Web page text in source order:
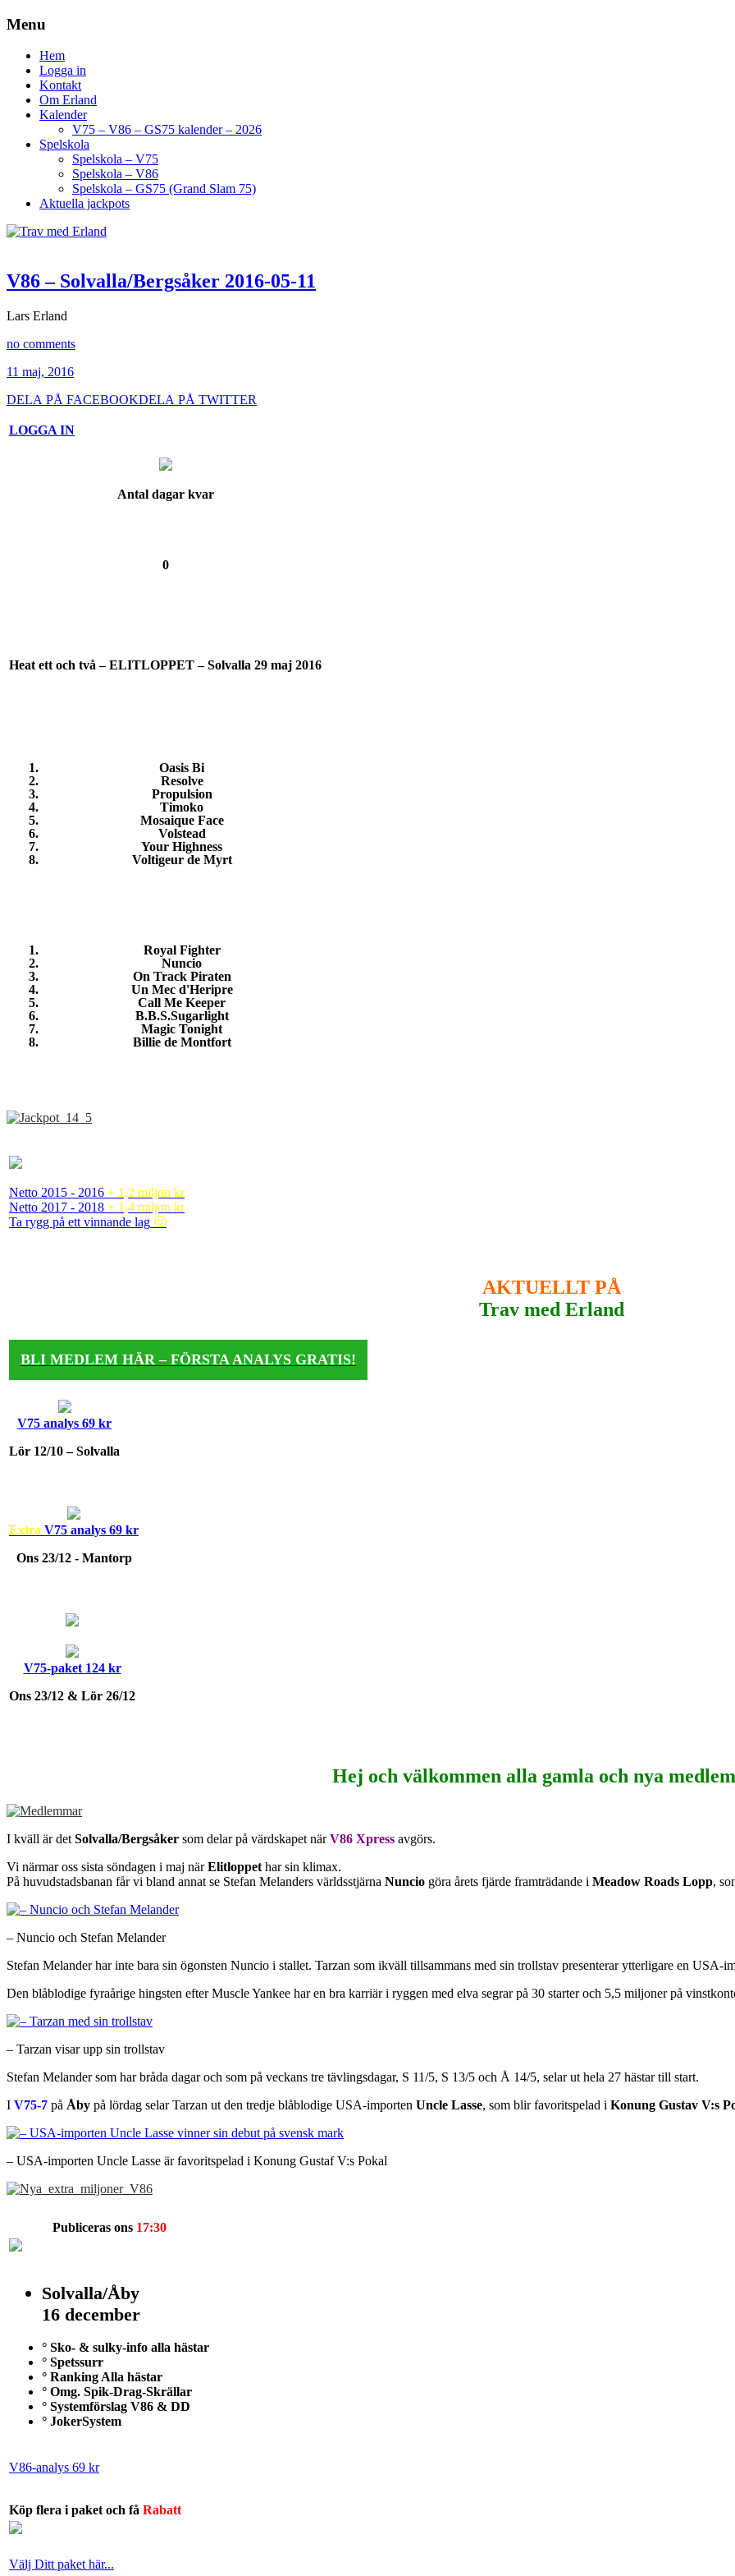
Menu
Hem
Logga in
Kontakt
Om Erland
Kalender
V75 – V86 – GS75 kalender – 2026
Spelskola
Spelskola – V75
Spelskola – V86
Spelskola – GS75 (Grand Slam 75)
Aktuella jackpots
V86 – Solvalla/Bergsåker 2016-05-11
Lars Erland
no comments
11 maj, 2016
DELA PÅ FACEBOOKDELA PÅ TWITTER
LOGGA IN
Antal dagar kvar
0
Heat ett och två – ELITLOPPET – Solvalla 29 maj 2016
Oasis Bi
Resolve
Propulsion
Timoko
Mosaique Face
Volstead
Your Highness
Voltigeur de Myrt
Royal Fighter
Nuncio
On Track Piraten
Un Mec d'Heripre
Call Me Keeper
B.B.S.Sugarlight
Magic Tonight
Billie de Montfort
Netto 2015 - 2016 + 1,2 miljon kr
Netto 2017 - 2018 + 1,4 miljon kr
Ta rygg på ett vinnande lag 🙂
AKTUELLT PÅ
Trav med Erland
BLI MEDLEM HÄR – FÖRSTA ANALYS GRATIS!
V75 analys 69 kr
Lör 12/10 – Solvalla
Extra V75 analys 69 kr
Ons 23/12 - Mantorp
V75-paket 124 kr
Ons 23/12 & Lör 26/12
Hej och välkommen alla gamla och nya
I kväll är det Solvalla/Bergsåker som delar på värdskapet närV86 Xpress avgörs.
Vi närmar oss sista söndagen i maj närElitloppet har sin klimax.
På huvudstadsbanan får vi bland annat se Stefan Melanders världsstjärna Nuncio göra årets fjärde framträdande i Meadow Roads Lopp,
– Nuncio och Stefan Melander
Stefan Melander har inte bara sin ögonsten Nuncio i stallet. Tarzan som ikväll tillsammans med sin trollstav presenterar ytterligare en
Den blåblodige fyraårige hingsten efter Muscle Yankee har en bra karriär i ryggen med elva segrar på 30 starter och 5,5 miljoner på
– Tarzan visar upp sin trollstav
Stefan Melander som har bråda dagar och som på veckans tre tävlingsdagar, S 11/5, S 13/5 och Å 14/5, selar ut hela 27 hästar till start.
I V75-7 på Åby på lördag selar Tarzan ut den tredje blåblodige USA-importen Uncle Lasse, som blir favoritspelad i Konung Gustav V:s
– USA-importen Uncle Lasse är favoritspelad i Konung Gustaf V:s Pokal
Publiceras ons 17:30
Solvalla/Åby
16 december
° Sko- & sulky-info alla hästar
° Spetssurr
° Ranking Alla hästar
° Omg. Spik-Drag-Skrällar
° Systemförslag V86 & DD
° JokerSystem
V86-analys 69 kr
Köp flera i paket och få Rabatt
Välj Ditt paket här...